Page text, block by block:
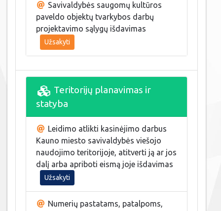
Savivaldybės saugomų kultūros
paveldo objektų tvarkybos darbų
projektavimo sąlygų išdavimas
Užsakyti
Teritorijų planavimas ir
statyba
Leidimo atlikti kasinėjimo darbus
Kauno miesto savivaldybės viešojo
naudojimo teritorijoje, atitverti ją ar jos
dalį arba apriboti eismą joje išdavimas
Užsakyti
Numerių pastatams, patalpoms,